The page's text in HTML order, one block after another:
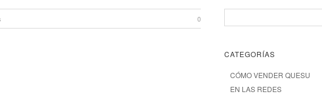
0
CATEGORÍAS
CÓMO VENDER QUESU
EN LAS REDES